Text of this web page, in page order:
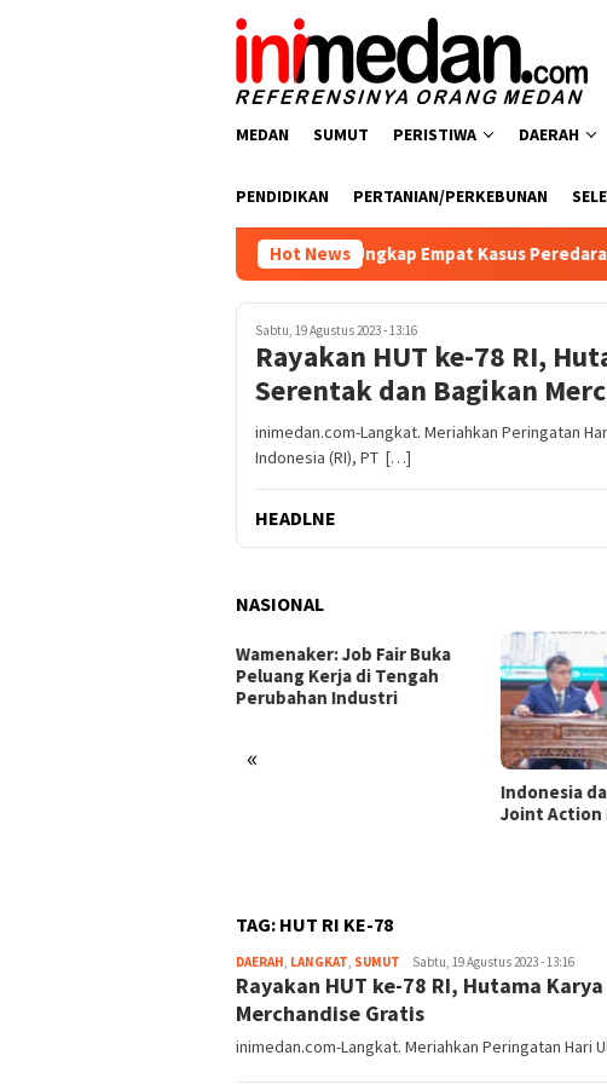
MEDAN SUMUT PERISTIWA DAERAH
PENDIDIKAN PERTANIAN/PERKEBUNAN
Hot News
Polres Batu Bara Ungkap Empat Kasus Peredaran Narkotika,
Sabtu, 19 Agustus 2023 - 13:16
Rayakan HUT ke-78 RI,
Serentak dan Bagikan
inimedan.com-Langkat. Meriahkan Peringatan
Indonesia (RI), PT […]
HEADLNE
NASIONAL
«
Satgas PRR
Tambahan
TAG: HUT RI KE-78
DAERAH, LANGKAT, SUMUT redaksi
Sabtu, 19 Agustus 2023 - 13:16
Rayakan HUT ke-78 RI, Hutama
Merchandise Gratis
inimedan.com-Langkat. Meriahkan Peringatan Hari